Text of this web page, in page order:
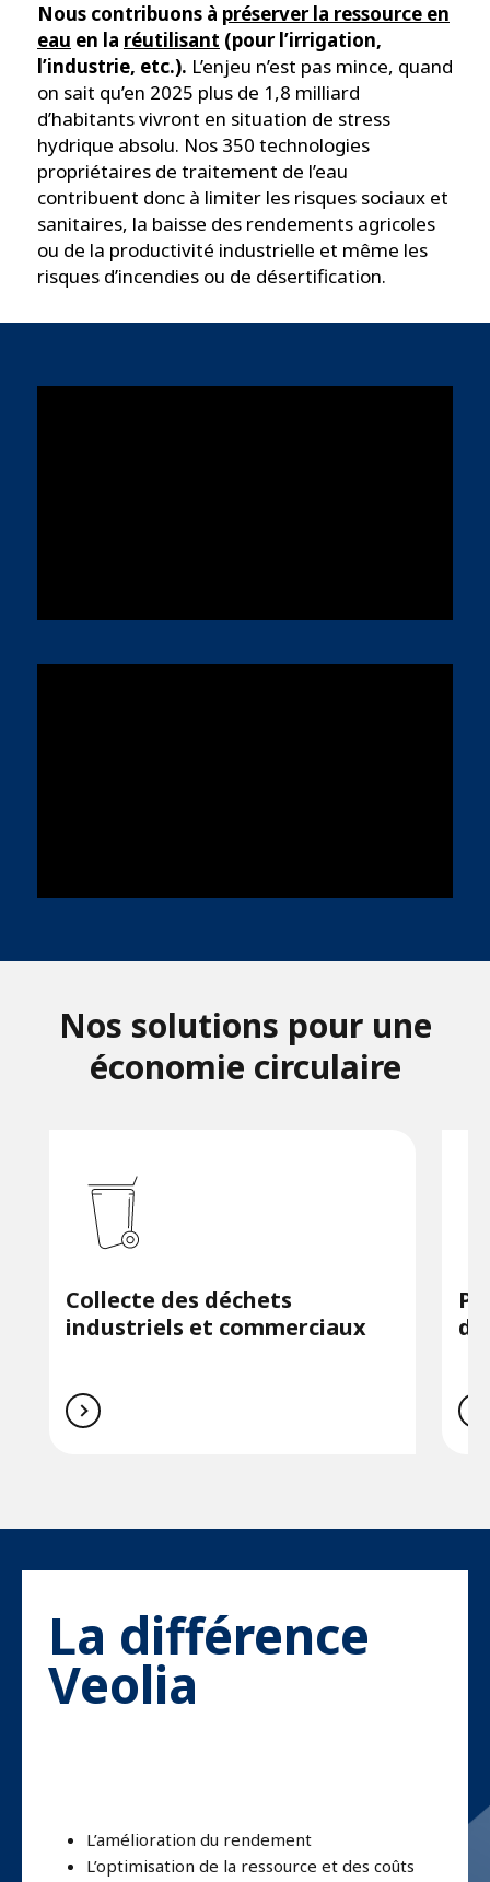
Nous contribuons à préserver la ressource en
eau en la réutilisant (pour l’irrigation,
l’industrie, etc.). L’enjeu n’est pas mince, quand
on sait qu’en 2025 plus de 1,8 milliard
d’habitants vivront en situation de stress
hydrique absolu. Nos 350 technologies
propriétaires de traitement de l’eau
contribuent donc à limiter les risques sociaux et
sanitaires, la baisse des rendements agricoles
ou de la productivité industrielle et même les
risques d’incendies ou de désertification.
Nos solutions pour une
économie circulaire
Collecte des déchets
industriels et commerciaux
L’amélioration du rendement
L’optimisation de la ressource et des coûts
La différence
Veolia